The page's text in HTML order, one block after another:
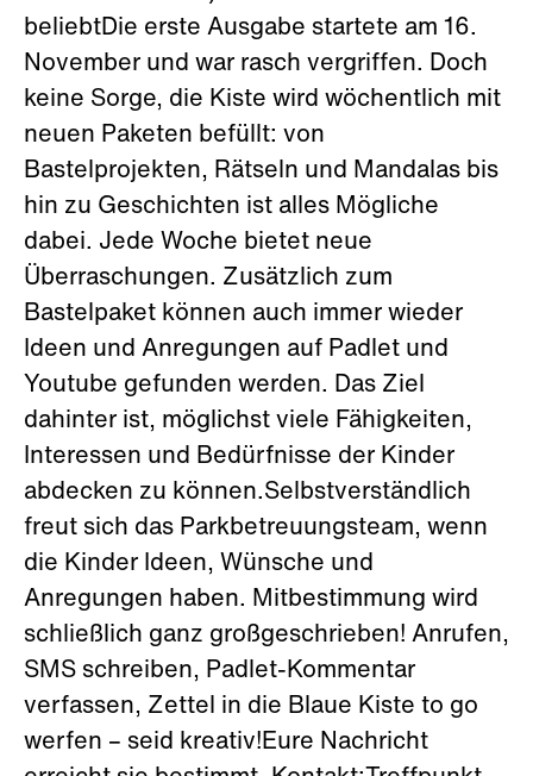
beliebtDie erste Ausgabe startete am 16.
November und war rasch vergriffen. Doch
keine Sorge, die Kiste wird wöchentlich mit
neuen Paketen befüllt: von
Bastelprojekten, Rätseln und Mandalas bis
hin zu Geschichten ist alles Mögliche
dabei. Jede Woche bietet neue
Überraschungen. Zusätzlich zum
Bastelpaket können auch immer wieder
Ideen und Anregungen auf Padlet und
Youtube gefunden werden. Das Ziel
dahinter ist, möglichst viele Fähigkeiten,
Interessen und Bedürfnisse der Kinder
abdecken zu können.Selbstverständlich
freut sich das Parkbetreuungsteam, wenn
die Kinder Ideen, Wünsche und
Anregungen haben. Mitbestimmung wird
schließlich ganz großgeschrieben! Anrufen,
SMS schreiben, Padlet-Kommentar
verfassen, Zettel in die Blaue Kiste to go
werfen – seid kreativ!Eure Nachricht